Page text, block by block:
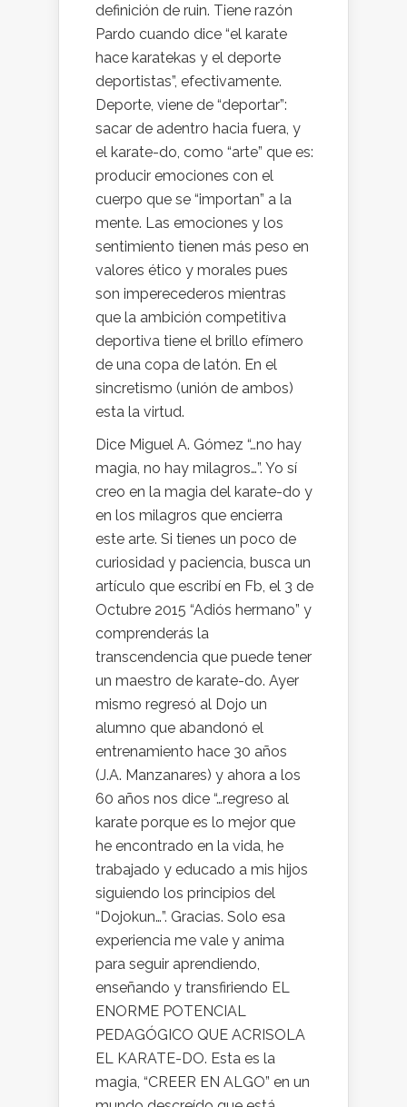
definición de ruin. Tiene razón
Pardo cuando dice “el karate
hace karatekas y el deporte
deportistas”, efectivamente.
Deporte, viene de “deportar”:
sacar de adentro hacia fuera, y
el karate-do, como “arte” que es:
producir emociones con el
cuerpo que se “importan” a la
mente. Las emociones y los
sentimiento tienen más peso en
valores ético y morales pues
son imperecederos mientras
que la ambición competitiva
deportiva tiene el brillo efímero
de una copa de latón. En el
sincretismo (unión de ambos)
esta la virtud.
Dice Miguel A. Gómez “…no hay
magia, no hay milagros…”. Yo sí
creo en la magia del karate-do y
en los milagros que encierra
este arte. Si tienes un poco de
curiosidad y paciencia, busca un
artículo que escribí en Fb, el 3 de
Octubre 2015 “Adiós hermano” y
comprenderás la
transcendencia que puede tener
un maestro de karate-do. Ayer
mismo regresó al Dojo un
alumno que abandonó el
entrenamiento hace 30 años
(J.A. Manzanares) y ahora a los
60 años nos dice “…regreso al
karate porque es lo mejor que
he encontrado en la vida, he
trabajado y educado a mis hijos
siguiendo los principios del
“Dojokun…”. Gracias. Solo esa
experiencia me vale y anima
para seguir aprendiendo,
enseñando y transfiriendo EL
ENORME POTENCIAL
PEDAGÓGICO QUE ACRISOLA
EL KARATE-DO. Esta es la
magia, “CREER EN ALGO” en un